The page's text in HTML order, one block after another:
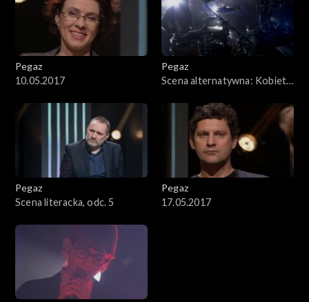
Pegaz
10.05.2017
Pegaz
Scena alternatywna: Kobieta
Pegaz
Scena literacka, odc. 5
Pegaz
17.05.2017